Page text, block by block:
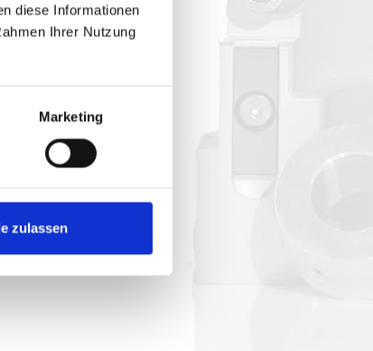
diese Informationen
Ihrer Nutzung
Marketing
zulassen